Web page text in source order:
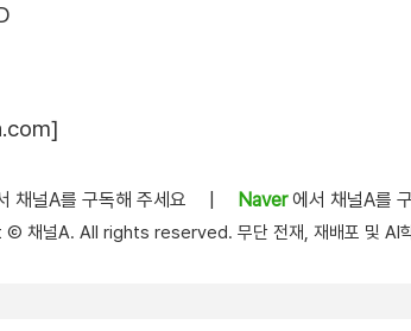
채널A를 구독해 주세요 Naver에서 채널A를
채널A. All rights reserved. 무단 전재, 재배포 및 AI학